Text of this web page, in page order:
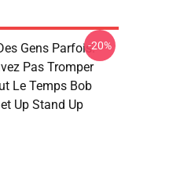
Gens Parfois.
Pas Tromper
Le Temps Bob
Up Stand Up
-20%